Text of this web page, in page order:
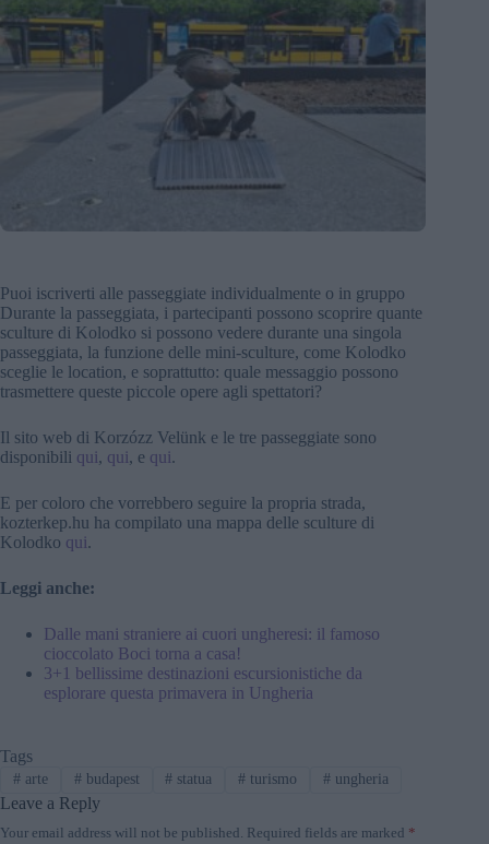
Puoi iscriverti alle passeggiate individualmente o in gruppo
Durante la passeggiata, i partecipanti possono scoprire quante
sculture di Kolodko si possono vedere durante una singola
passeggiata, la funzione delle mini-sculture, come Kolodko
sceglie le location, e soprattutto: quale messaggio possono
trasmettere queste piccole opere agli spettatori?
Il sito web di Korzózz Velünk e le tre passeggiate sono
disponibili qui, qui, e qui.
E per coloro che vorrebbero seguire la propria strada,
kozterkep.hu ha compilato una mappa delle sculture di
Kolodko qui.
Leggi anche:
Dalle mani straniere ai cuori ungheresi: il famoso
cioccolato Boci torna a casa!
3+1 bellissime destinazioni escursionistiche da
esplorare questa primavera in Ungheria
Tags
#arte #budapest # statua # turismo # ungheria
Leave a Reply
Your email address will not be published. Required fields are marked *